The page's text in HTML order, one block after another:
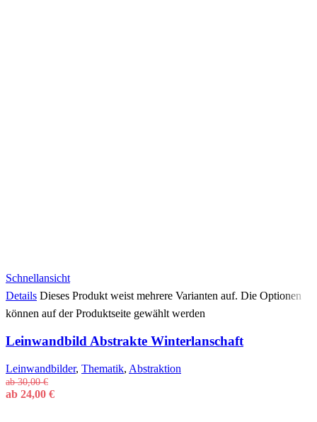
Schnellansicht
Details Dieses Produkt weist mehrere Varianten auf. Die Optionen
können auf der Produktseite gewählt werden
Leinwandbild Abstrakte Winterlanschaft
Leinwandbilder, Thematik, Abstraktion
ab30,00€
ab 24,00 €